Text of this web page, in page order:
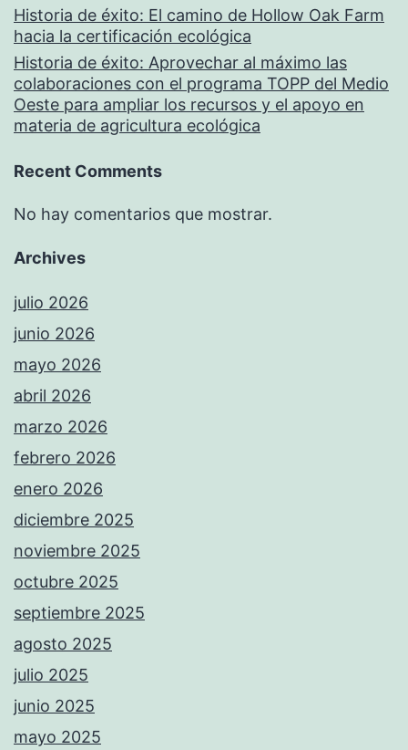
Historia de éxito: El camino de Hollow Oak Farm
hacia la certificación ecológica
Historia de éxito: Aprovechar al máximo las
colaboraciones con el programa TOPP del Medio
Oeste para ampliar los recursos y el apoyo en
materia de agricultura ecológica
Recent Comments
No hay comentarios que mostrar.
Archives
julio 2026
junio 2026
mayo 2026
abril 2026
marzo 2026
febrero 2026
enero 2026
diciembre 2025
noviembre 2025
octubre 2025
septiembre 2025
agosto 2025
julio 2025
junio 2025
mayo 2025